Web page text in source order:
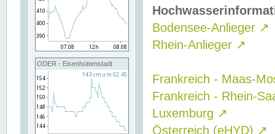
ODER - Eisenhüttenstadt
Bodensee-Anlieger ↗
Rhein-Anlieger ↗
Frankreich - Maas-
Frankreich - Rhein-
Luxemburg ↗
Österreich (eHYD) ↗